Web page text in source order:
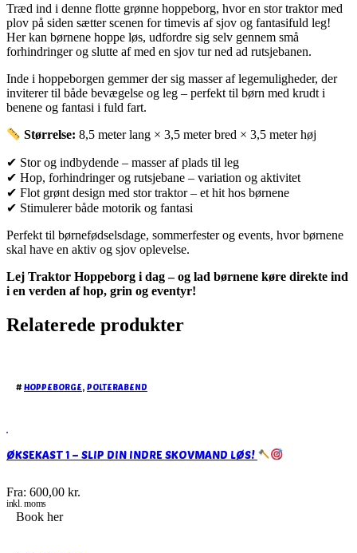
Træd ind i denne flotte grønne hoppeborg, hvor en stor traktor med
plov på siden sætter scenen for timevis af sjov og fantasifuld leg!
Her kan børnene hoppe løs, udfordre sig selv gennem små
forhindringer og slutte af med en sjov tur ned ad rutsjebanen.
Inde i hoppeborgen gemmer der sig masser af legemuligheder, der
inviterer til både bevægelse og leg – perfekt til børn med krudt i
benene og fantasi i fuld fart.
Størrelse: 8,5 meter lang × 3,5 meter bred × 3,5 meter høj
✔ Stor og indbydende – masser af plads til leg
✔ Hop, forhindringer og rutsjebane – variation og aktivitet
✔ Flot grønt design med stor traktor – et hit hos børnene
✔ Stimulerer både motorik og fantasi
Perfekt til børnefødselsdage, sommerfester og events, hvor børnene
skal have en aktiv og sjov oplevelse.
Lej Traktor Hoppeborg i dag – og lad børnene køre direkte ind
i en verden af hop, grin og eventyr!
Relaterede produkter
#HOPPEBORGE, POLTERABEND
ØKSEKAST 1 – SLIP DIN INDRE SKOVMAND LØS!
Fra: 600,00 kr.
inkl. moms
Book her